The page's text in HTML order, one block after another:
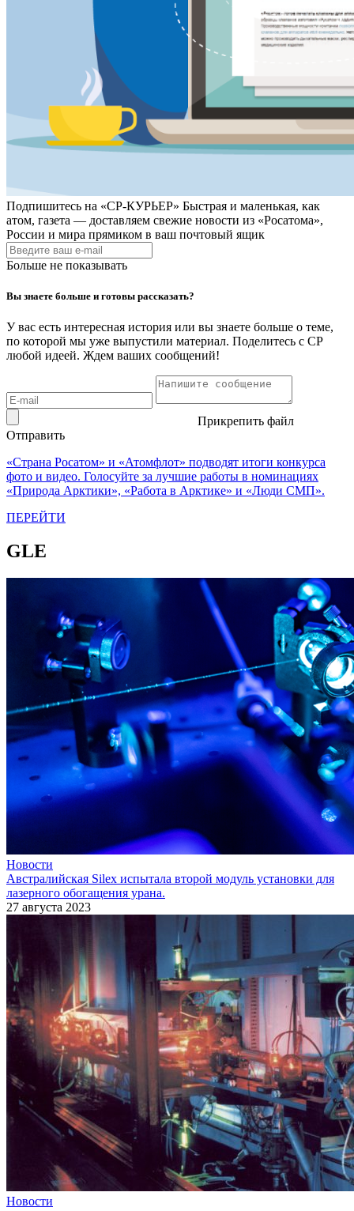
Подпишитесь на «СР-КУРЬЕР» Быстрая и маленькая, как
атом, газета — доставляем свежие новости из «Росатома»,
России и мира прямиком в ваш почтовый ящик
Больше не показывать
Вы знаете больше и готовы рассказать?
У вас есть интересная история или вы знаете больше о теме,
по которой мы уже выпустили материал. Поделитесь с СР
любой идеей. Ждем ваших сообщений!
Прикрепить файл
Отправить
«Страна Росатом» и «Атомфлот» подводят итоги конкурса
фото и видео. Голосуйте за лучшие работы в номинациях
«Природа Арктики», «Работа в Арктике» и «Люди СМП».
ПЕРЕЙТИ
GLE
Новости
Австралийская Silex испытала второй модуль установки для
лазерного обогащения урана.
27 августа 2023
Новости